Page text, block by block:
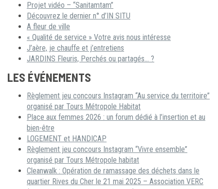
Projet vidéo – “Sanitamtam”
Découvrez le dernier n° d’IN SITU
A fleur de ville
« Qualité de service » Votre avis nous intéresse
J’aère, je chauffe et j’entretiens
JARDINS Fleuris, Perchés ou partagés… ?
LES ÉVÉNEMENTS
Règlement jeu concours Instagram “Au service du territoire”
organisé par Tours Métropole Habitat
Place aux femmes 2026 : un forum dédié à l’insertion et au
bien-être
LOGEMENT et HANDICAP
Règlement jeu concours Instagram “Vivre ensemble”
organisé par Tours Métropole habitat
Cleanwalk : Opération de ramassage des déchets dans le
quartier Rives du Cher le 21 mai 2025 – Association VERC